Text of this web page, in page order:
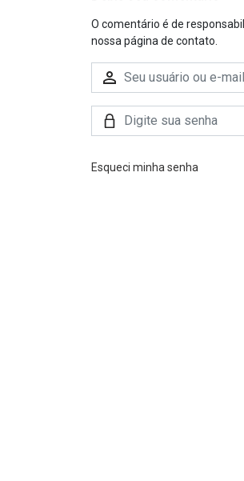
O comentário é de
nossa página de contato.
Esqueci minha senha